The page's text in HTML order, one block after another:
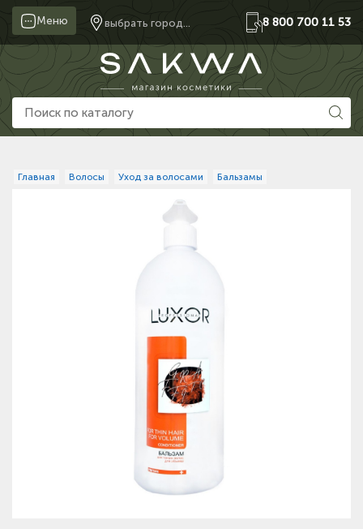
Меню выбрать город... 8 800 700 11 53
Главная Волосы Уход за волосами Бальзамы